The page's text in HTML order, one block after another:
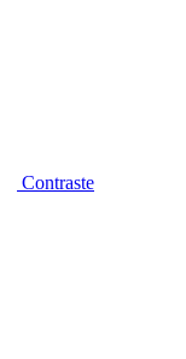
Contraste